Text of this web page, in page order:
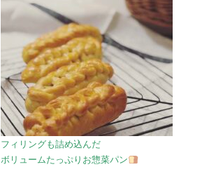
フィリングも詰め込んだ
ボリュームたっぷりお惣菜パン